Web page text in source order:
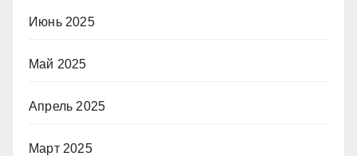
Июнь 2025
Май 2025
Апрель 2025
Март 2025